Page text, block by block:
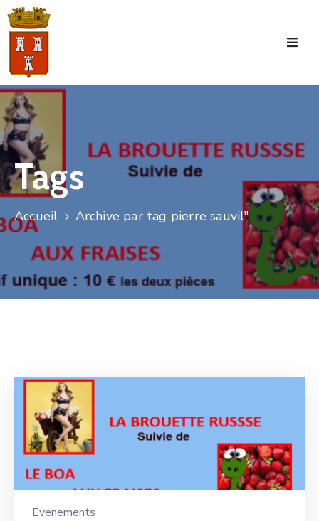
Accueil
La
Commune
Tourisme
Manifestations
Vie
Municipale
Services
Jeunesse
Tags
Accueil Archive par tag pierre sauvil"
Evenements